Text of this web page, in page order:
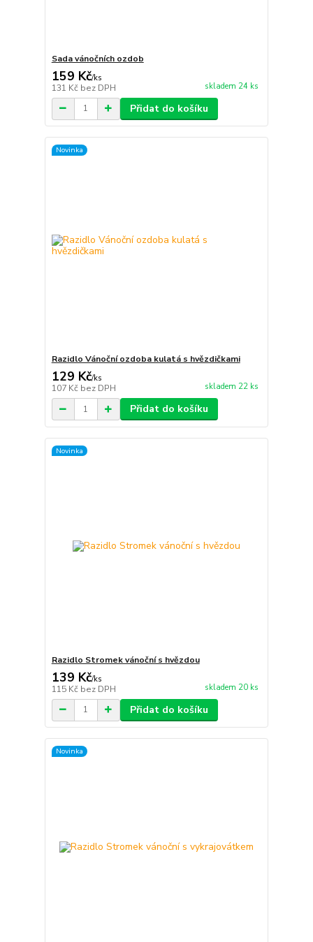
Sada vánočních ozdob
159 Kč/ks
131 Kč bez DPH skladem 24 ks
Přidat do košíku
Novinka
Razidlo Vánoční ozdoba kulatá s hvězdičkami
129 Kč/ks
107 Kč bez DPH skladem 22 ks
Přidat do košíku
Novinka
Razidlo Stromek vánoční s hvězdou
139 Kč/ks
115 Kč bez DPH skladem 20 ks
Přidat do košíku
Novinka